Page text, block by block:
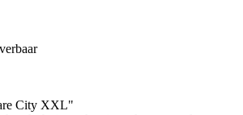
City XXL"